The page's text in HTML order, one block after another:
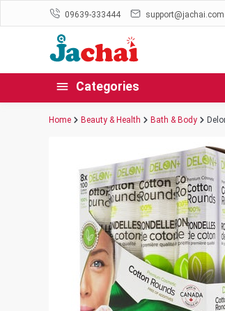
09639-333444 support@jachai.com
Categories
Home Beauty & Health Bath & Body